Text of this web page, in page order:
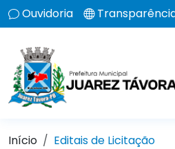
Ouvidoria
Início Editais de Licitação